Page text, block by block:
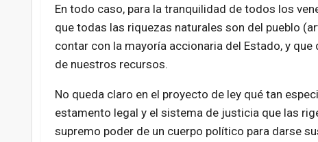
En todo caso, para la tranquilidad de todos los
que todas las riquezas naturales son del pueblo
contar con la mayoría accionaria del Estado, y
de nuestros recursos.
No queda claro en el proyecto de ley qué tan
estamento legal y el sistema de justicia que las
supremo poder de un cuerpo político para darse